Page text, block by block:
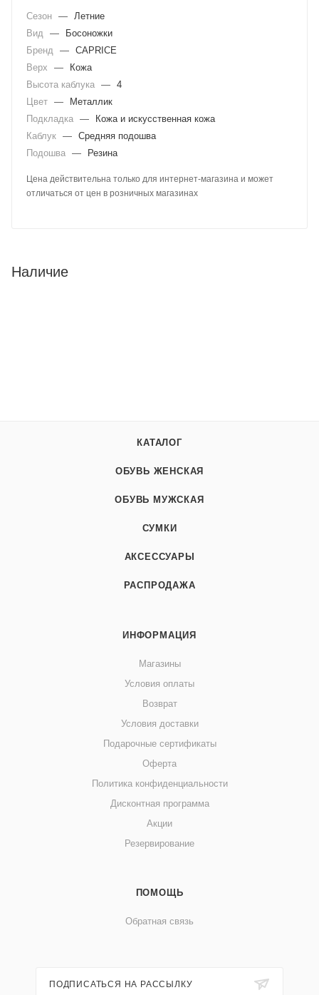
Сезон —
Летние
Вид
—
Босоножки
Бренд
— CAPRICE
Верх
—
Кожа
Высота каблука — 4
Цвет —
Металлик
Подкладка —
Кожа и искусственная кожа
Каблук — Средняя подошва
Подошва — Резина
Цена действительна только для интернет-магазина и может
отличаться от цен в розничных магазинах
Наличие
КАТАЛОГ
ОБУВЬ ЖЕНСКАЯ
ОБУВЬ МУЖСКАЯ
СУМКИ
АКСЕССУАРЫ
РАСПРОДАЖА
ИНФОРМАЦИЯ
Магазины
Условия оплаты
Возврат
Условия доставки
Подарочные сертификаты
Оферта
Политика конфиденциальности
Дисконтная программа
Акции
Резервирование
ПОМОЩЬ
Обратная связь
ПОДПИСАТЬСЯ НА РАССЫЛКУ